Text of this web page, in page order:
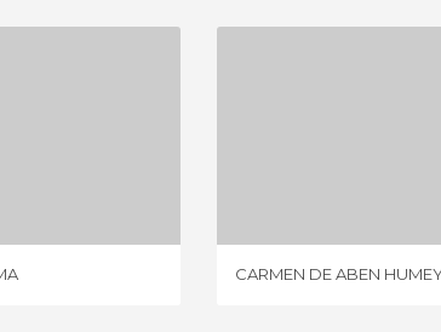
CARMEN DE ABEN